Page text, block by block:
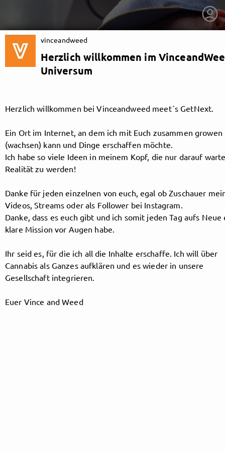
getnext to vinceandweed
Follow vinceandweed here!
About Posts
vinceandweed
Herzlich willkommen im
Universum
Herzlich willkommen bei Vinceandweed meet´s GetNext.
Ein Ort im Internet, an dem ich mit Euch zusammen growen
(wachsen) kann und Dinge erschaffen möchte.
Ich habe so viele Ideen in meinem Kopf, die nur darauf
Realität zu werden!
Danke für jeden einzelnen von euch, egal ob Zuschauer
Videos, Streams oder als Follower bei Instagram.
Danke, dass es euch gibt und ich somit jeden Tag aufs Neue
klare Mission vor Augen habe.
Ihr seid es, für die ich all die Inhalte erschaffe. Ich will über
Cannabis als Ganzes aufklären und es wieder in unsere
Gesellschaft integrieren.
Euer Vince and Weed